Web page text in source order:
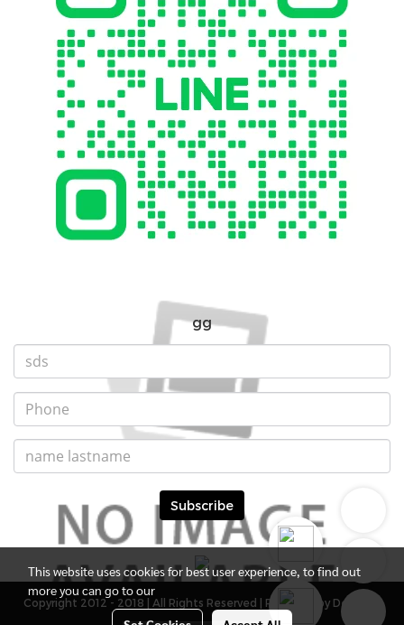
gg
Subscribe
Copyright 2012 - 2018 | All Rights Reserved | Powered by DevMWE
This website uses cookies for best user experience, to find out
more you can go to our